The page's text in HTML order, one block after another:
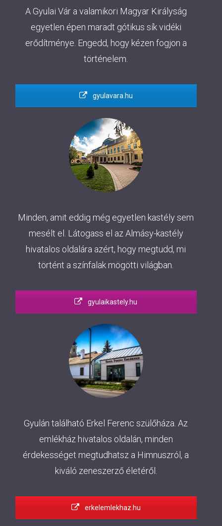
A Gyulai Vár a valamikori Magyar Királyság
egyetlen épen maradt gótikus sík vidéki
erődítménye. Engedd, hogy kézen fogjon a
történelem.
gyulavara.hu
Minden, amit eddig még egyetlen kastély sem
mesélt el. Látogass el az Almásy-kastély
hivatalos oldalára azért, hogy megtudd, mi
történt a színfalak mögötti világban.
gyulaikastely.hu
Gyulán található Erkel Ferenc szülőháza. Az
emlékház hivatalos oldalán, minden
érdekességet megtudhatsz a Himnuszról, a
kiváló zeneszerző életéről.
erkelemlekhaz.hu